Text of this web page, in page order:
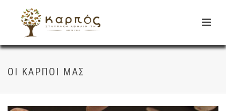
ΟΙ ΚΑΡΠΟΊ ΜΑΣ